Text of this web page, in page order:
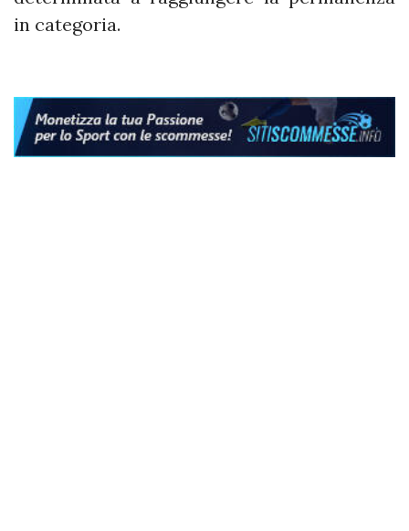
in categoria.